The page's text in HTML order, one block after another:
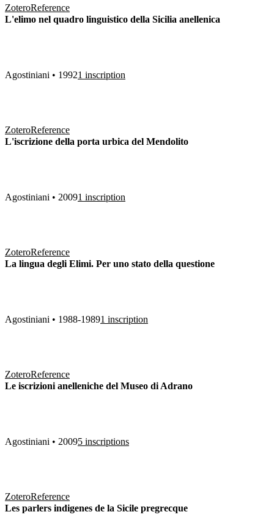
ZoteroReference
L'elimo nel quadro linguistico della Sicilia anellenica
Agostiniani • 1992 1 inscription
ZoteroReference
L'iscrizione della porta urbica del Mendolito
Agostiniani • 2009 1 inscription
ZoteroReference
La lingua degli Elimi. Per uno stato della questione
Agostiniani • 1988-1989 1 inscription
ZoteroReference
Le iscrizioni anelleniche del Museo di Adrano
Agostiniani • 2009 5 inscriptions
ZoteroReference
Les parlers indigenes de la Sicile pregrecque